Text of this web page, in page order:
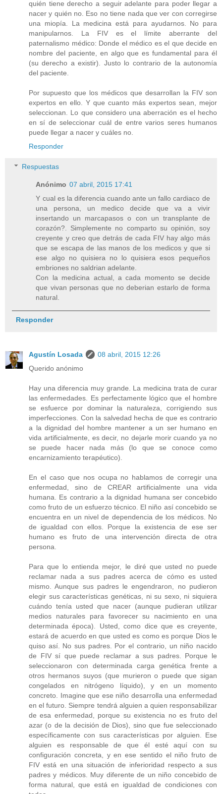
quién tiene derecho a seguir adelante para poder llegar a
nacer y quién no. Eso no tiene nada que ver con corregirse
una miopía. La medicina está para ayudarnos. No para
manipularnos. La FIV es el límite aberrante del
paternalismo médico: Donde el médico es el que decide en
nombre del paciente, en algo que es fundamental para él
(su derecho a existir). Justo lo contrario de la autonomía
del paciente.
Por supuesto que los médicos que desarrollan la FIV son
expertos en ello. Y que cuanto más expertos sean, mejor
seleccionan. Lo que considero una aberración es el hecho
en sí de seleccionar cuál de entre varios seres humanos
puede llegar a nacer y cuáles no.
Responder
Respuestas
Anónimo 07 abril, 2015 17:41
Y cual es la diferencia cuando ante un fallo cardiaco de
una persona, un medico decide que va a vivir
insertando un marcapasos o con un transplante de
corazón?. Simplemente no comparto su opinión, soy
creyente y creo que detrás de cada FIV hay algo más
que se escapa de las manos de los medicos y que si
ese algo no quisiera no lo quisiera esos pequeños
embriones no saldrian adelante.
Con la medicina actual, a cada momento se decide
que vivan personas que no deberian estarlo de forma
natural.
Responder
Agustín Losada
08 abril, 2015 12:26
Querido anónimo
Hay una diferencia muy grande. La medicina trata de curar
las enfermedades. Es perfectamente lógico que el hombre
se esfuerce por dominar la naturaleza, corrigiendo sus
imperfecciones. Con la salvedad hecha de que es contrario
a la dignidad del hombre mantener a un ser humano en
vida artificialmente, es decir, no dejarle morir cuando ya no
se puede hacer nada más (lo que se conoce como
encarnizamiento terapéutico).
En el caso que nos ocupa no hablamos de corregir una
enfermedad, sino de CREAR artificialmente una vida
humana. Es contrario a la dignidad humana ser concebido
como fruto de un esfuerzo técnico. El niño así concebido se
encuentra en un nivel de dependencia de los médicos. No
de igualdad con ellos. Porque la existencia de ese ser
humano es fruto de una intervención directa de otra
persona.
Para que lo entienda mejor, le diré que usted no puede
reclamar nada a sus padres acerca de cómo es usted
mismo. Aunque sus padres le engendraron, no pudieron
elegir sus características genéticas, ni su sexo, ni siquiera
cuándo tenía usted que nacer (aunque pudieran utilizar
medios naturales para favorecer su nacimiento en una
determinada época). Usted, como dice que es creyente,
estará de acuerdo en que usted es como es porque Dios le
quiso así. No sus padres. Por el contrario, un niño nacido
de FIV sí que puede reclamar a sus padres. Porque le
seleccionaron con determinada carga genética frente a
otros hermanos suyos (que murieron o puede que sigan
congelados en nitrógeno líquido), y en un momento
concreto. Imagine que ese niño desarrolla una enfermedad
en el futuro. Siempre tendrá alguien a quien responsabilizar
de esa enfermedad, porque su existencia no es fruto del
azar (o de la decisión de Dios), sino que fue seleccionado
específicamente con sus características por alguien. Ese
alguien es responsable de que él esté aquí con su
configuración concreta, y en ese sentido el niño fruto de
FIV está en una situación de inferioridad respecto a sus
padres y médicos. Muy diferente de un niño concebido de
forma natural, que está en igualdad de condiciones con